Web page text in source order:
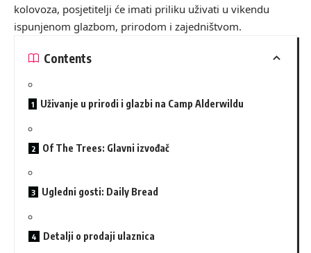
kolovoza, posjetitelji će imati priliku uživati u vikendu
ispunjenom glazbom, prirodom i zajedništvom.
Contents
Uživanje u prirodi i glazbi na Camp Alderwildu
Of The Trees: Glavni izvođač
Ugledni gosti: Daily Bread
Detalji o prodaji ulaznica